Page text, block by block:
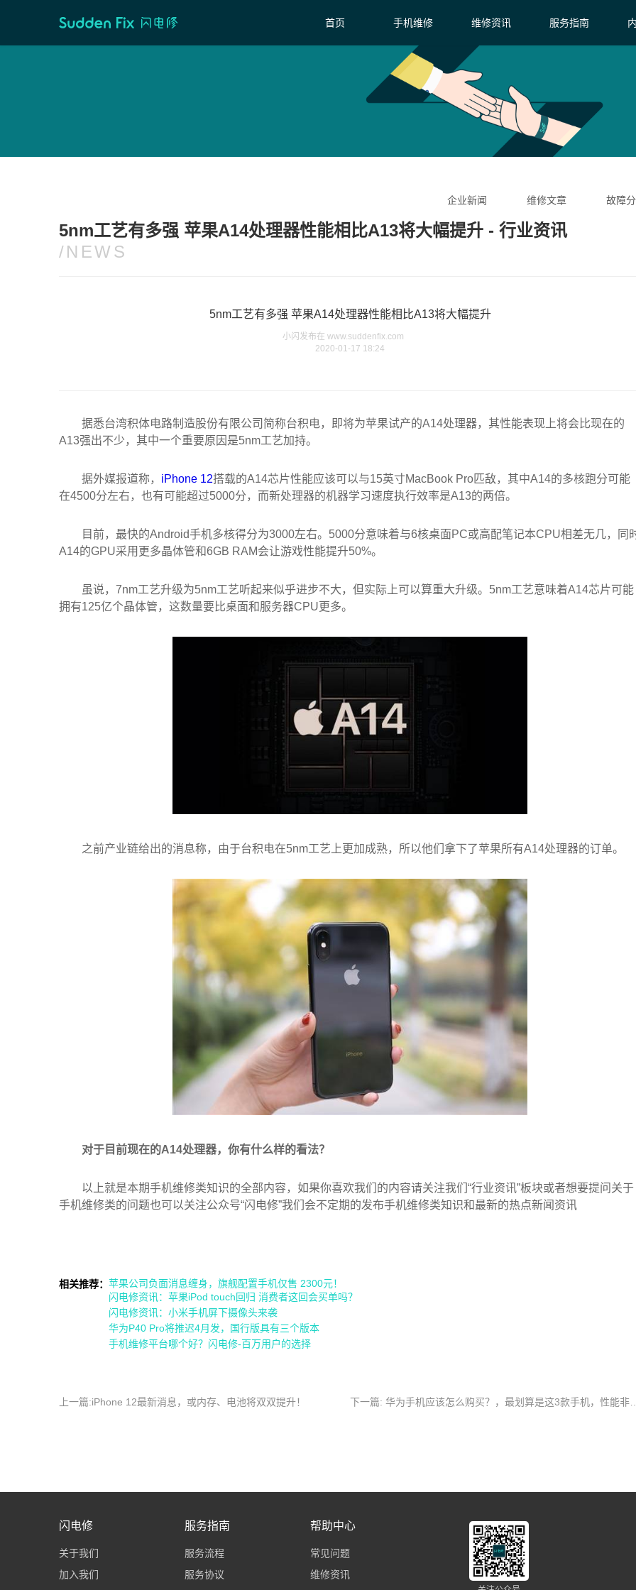
首页 手机维修 维修资讯 服务指南
首页/维修资讯
企业新闻 维修文章 故障
5nm工艺有多强 苹果A14处理器性能相比A13将大幅提升 - 行业资讯
/NEWS
5nm工艺有多强 苹果A14处理器性能相比A13将大幅提升
小闪发布在 www.suddenfix.com
2020-01-17 18:24
据悉台湾积体电路制造股份有限公司简称台积电，即将为苹果试产的A14处理器，其性能表现上将会比现在的
A13强出不少，其中一个重要原因是5nm工艺加持。
据外媒报道称， iPhone 12搭载的A14芯片性能应该可以与15英寸MacBook Pro匹敌，其中A14的多核跑分可能
在4500分左右，也有可能超过5000分，而新处理器的机器学习速度执行效率是A13的两倍。
目前，最快的Android手机多核得分为3000左右。5000分意味着与6核桌面PC或高配笔记本CPU相差无几，同
A14的GPU采用更多晶体管和6GB RAM会让游戏性能提升50%。
虽说，7nm工艺升级为5nm工艺听起来似乎进步不大，但实际上可以算重大升级。5nm工艺意味着A14芯片可能
拥有125亿个晶体管，这数量要比桌面和服务器CPU更多。
之前产业链给出的消息称，由于台积电在5nm工艺上更加成熟，所以他们拿下了苹果所有A14处理器的订单。
对于目前现在的A14处理器，你有什么样的看法？
以上就是本期手机维修类知识的全部内容，如果你喜欢我们的内容请关注我们“行业资讯”板块或者想要提问关于
手机维修类的问题也可以关注公众号“闪电修”我们会不定期的发布手机维修类知识和最新的热点新闻资讯
相关推荐： 苹果公司负面消息缠身，旗舰配置手机仅售 2300元！
闪电修资讯：苹果iPod touch回归 消费者这回会买单吗？
闪电修资讯：小米手机屏下摄像头来袭
华为P40 Pro将推迟4月发，国行版具有三个版本
手机维修平台哪个好？闪电修-百万用户的选择
上一篇:iPhone 12最新消息，或内存、电池将双双提升！
闪电修
关于我们
加入我们
服务指南
服务流程
服务协议
帮助中心
常见问题
维修资讯